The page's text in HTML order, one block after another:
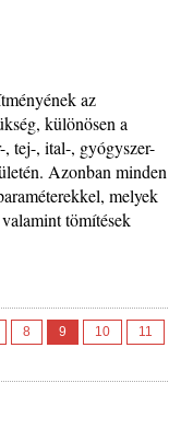
az
különösen a
, tej-, ital-, gyógyszer-
Azonban minden
melyek
tömítések
8 9 10
11